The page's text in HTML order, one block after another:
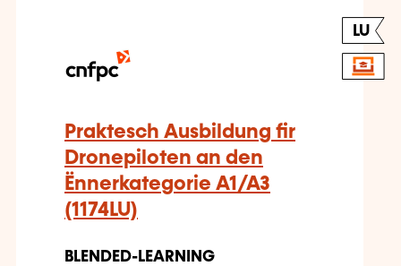
LU
Praktesch Ausbildung fir
Dronepiloten an den
Ënnerkategorie A1/A3
(1174LU)
BLENDED-LEARNING